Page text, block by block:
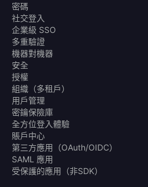
密碼
社交登入
企業級 SSO
多重驗證
機器對機器
安全
授權
組織（多租戶）
用戶管理
密鑰保險庫
全方位登入體驗
賬戶中心
第三方應用（OAuth/OIDC）
SAML 應用
受保護的應用（非SDK）